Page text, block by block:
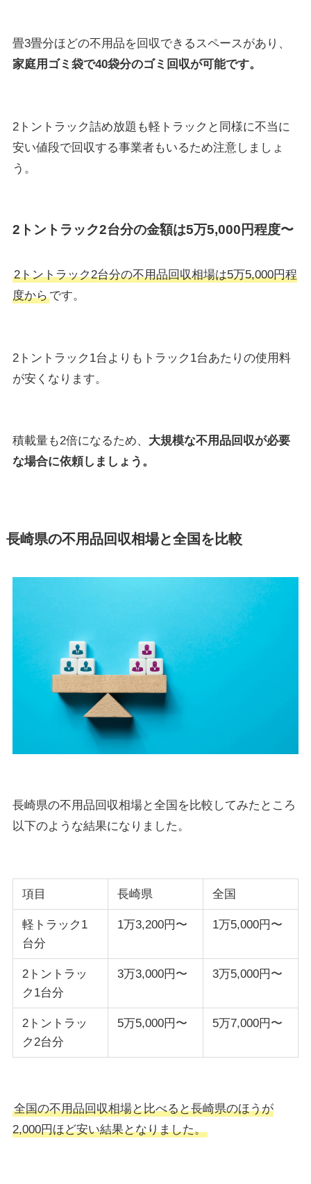
畳3畳分ほどの不用品を回収できるスペースがあり、
家庭用ゴミ袋で40袋分のゴミ回収が可能です。
2トントラック詰め放題も軽トラックと同様に不当に
安い値段で回収する事業者もいるため注意しましょ
う。
2トントラック2台分の金額は5万5,000円程度〜
2トントラック2台分の不用品回収相場は5万5,000円程
度からです。
2トントラック1台よりもトラック1台あたりの使用料
が安くなります。
積載量も2倍になるため、 大規模な不用品回収が必要
な場合に依頼しましょう。
長崎県の不用品回収相場と全国を比較
長崎県の不用品回収相場と全国を比較してみたところ
以下のような結果になりました。
項目 長崎県 全国
軽トラック1
台分
1万3,200円〜 1万5,000円〜
2トントラッ
ク1台分
3万3,000円〜 3万5,000円〜
2トントラッ
ク2台分
5万5,000円〜 5万7,000円〜
全国の不用品回収相場と比べると長崎県のほうが
2,000円ほど安い結果となりました。